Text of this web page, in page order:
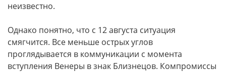
неизвестно.
Однако понятно, что с 12 августа ситуация
смягчится. Все меньше острых углов
проглядывается в коммуникации с момента
вступления Венеры в знак Близнецов. Компромиссы